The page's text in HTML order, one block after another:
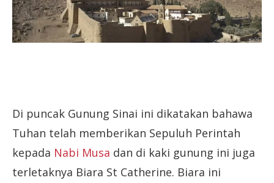
Di puncak Gunung Sinai ini dikatakan bahawa
Tuhan telah memberikan Sepuluh Perintah
kepada Nabi Musa dan di kaki gunung ini juga
terletaknya Biara St Catherine. Biara ini